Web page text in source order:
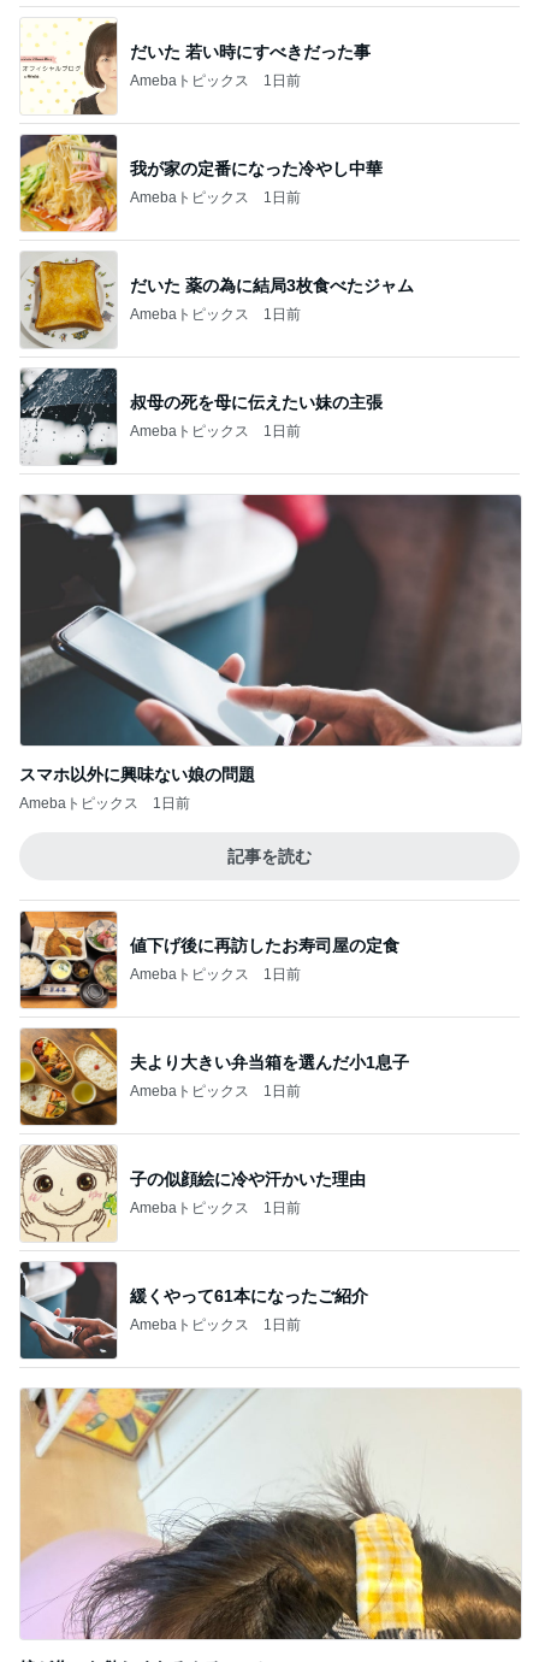
だいた 若い時にすべきだった事
Amebaトピックス 1日前
我が家の定番になった冷やし中華
Amebaトピックス 1日前
だいた 薬の為に結局3枚食べたジャム
Amebaトピックス 1日前
叔母の死を母に伝えたい妹の主張
Amebaトピックス 1日前
スマホ以外に興味ない娘の問題
Amebaトピックス 1日前
記事を読む
値下げ後に再訪したお寿司屋の定食
Amebaトピックス 1日前
夫より大きい弁当箱を選んだ小1息子
Amebaトピックス 1日前
子の似顔絵に冷や汗かいた理由
Amebaトピックス 1日前
緩くやって61本になったご紹介
Amebaトピックス 1日前